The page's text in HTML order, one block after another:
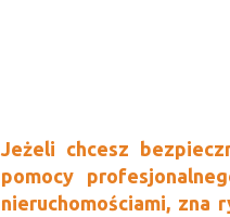
Jeżeli chcesz
pomocy
nieruchomościami, zna